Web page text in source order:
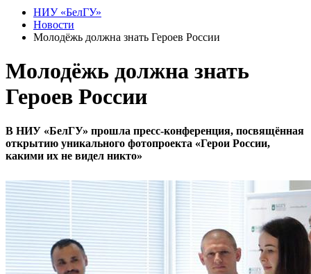
НИУ «БелГУ»
Новости
Молодёжь должна знать Героев России
Молодёжь должна знать
Героев России
В НИУ «БелГУ» прошла пресс-конференция, посвящённая
открытию уникального фотопроекта «Герои России,
какими их не видел никто»